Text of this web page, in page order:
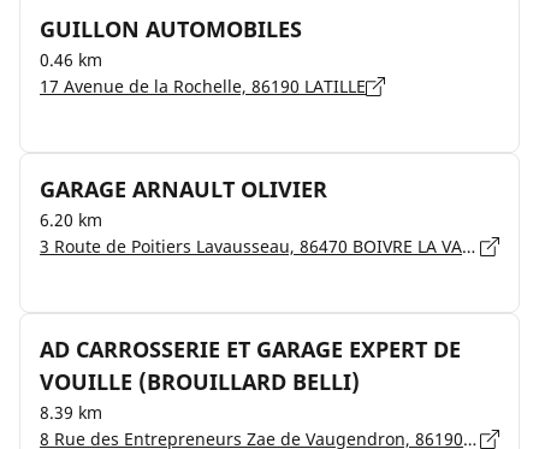
GUILLON AUTOMOBILES
0.46 km
17 Avenue de la Rochelle, 86190 LATILLE
GARAGE ARNAULT OLIVIER
6.20 km
3 Route de Poitiers Lavausseau, 86470 BOIVRE LA VALLEE
AD CARROSSERIE ET GARAGE EXPERT DE
VOUILLE (BROUILLARD BELLI)
8.39 km
8 Rue des Entrepreneurs Zae de Vaugendron, 86190 VOUILLE